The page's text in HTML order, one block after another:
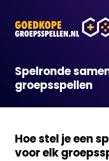
Spelronde
groepsspellen
Hoe stel je een
voor elk